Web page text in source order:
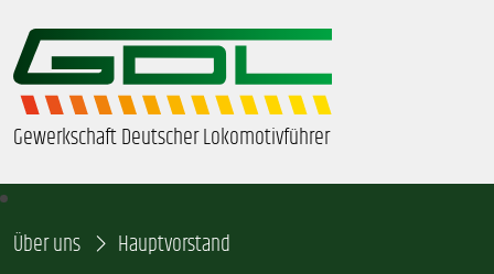
Gewerkschaft Deutscher Lokomotivführer
ÜBER UNS
Über uns Hauptvorstand